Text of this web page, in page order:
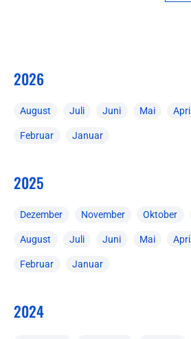
2026
August Juli Juni Mai April
Februar Januar
2025
Dezember November Oktober
August Juli Juni Mai April
Februar Januar
2024